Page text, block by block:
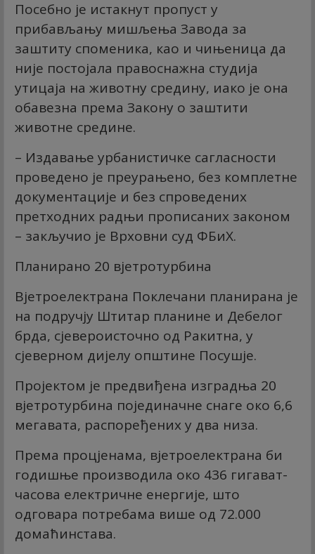
Посебно је истакнут пропуст у
прибављању мишљења Завода за
заштиту споменика, као и чињеница да
није постојала правоснажна студија
утицаја на животну средину, иако је она
обавезна према Закону о заштити
животне средине.
– Издавање урбанистичке сагласности
проведено је преурањено, без комплетне
документације и без спроведених
претходних радњи прописаних законом
– закључио је Врховни суд ФБиХ.
Планирано 20 вјетротурбина
Вјетроелектрана Поклечани планирана је
на подручју Штитар планине и Дебелог
брда, сјевероисточно од Ракитна, у
сјеверном дијелу општине Посушје.
Пројектом је предвиђена изградња 20
вјетротурбина појединачне снаге око 6,6
мегавата, распоређених у два низа.
Према процјенама, вјетроелектрана би
годишње производила око 436 гигават-
часова електричне енергије, што
одговара потребама више од 72.000
домаћинстава.